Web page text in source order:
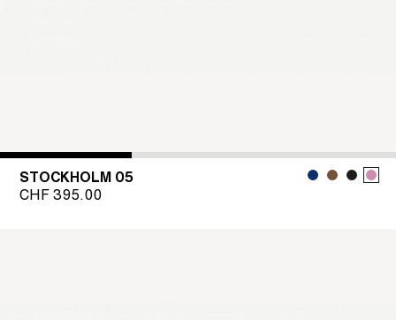
STOCKHOLM 05
CHF395.00